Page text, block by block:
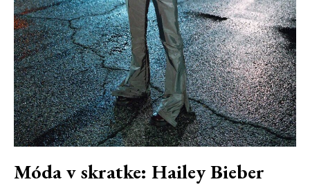
Móda v skratke: Hailey Bieber